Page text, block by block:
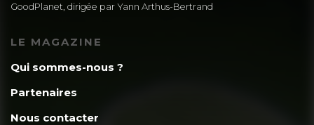
GoodPlanet, dirigée par Yann Arthus-Bertrand
LE MAGAZINE
Qui sommes-nous ?
Partenaires
Nous contacter